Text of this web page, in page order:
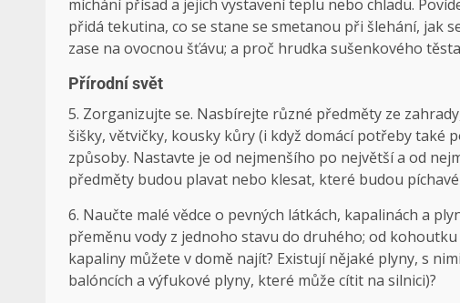
míchání přísad a jejich vystavení teplu nebo chladu.
přidá tekutina, co se stane se smetanou při šlehání, jak
zase na ovocnou šťávu; a proč hrudka sušenkového
Přírodní svět
5. Zorganizujte se. Nasbírejte různé předměty ze
šišky, větvičky, kousky kůry (i když domácí potřeby také
způsoby. Nastavte je od nejmenšího po největší a od
předměty budou plavat nebo klesat, které budou
6. Naučte malé vědce o pevných látkách, kapalinách a
přeměnu vody z jednoho stavu do druhého; od
kapaliny můžete v domě najít? Existují nějaké plyny, s
balóncích a výfukové plyny, které může cítit na silnici)?